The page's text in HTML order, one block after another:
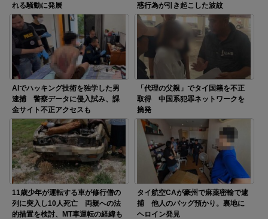
れる騒動に発展
惑行為が引き起こした波紋
AIでハッキング技術を独学した男
逮捕 警察データに侵入試み、課
金サイト不正アクセスも
「代理の父親」でタイ国籍を不正
取得 中国系犯罪ネットワークを
摘発
11歳少年が運転する車が修行僧の
列に突入し10人死亡 両親への法
的措置を検討、MT車運転の経緯も
タイ航空CAが豪州で麻薬密輸で逮
捕 他人のバッグ預かり。裏地に
ヘロイン発見